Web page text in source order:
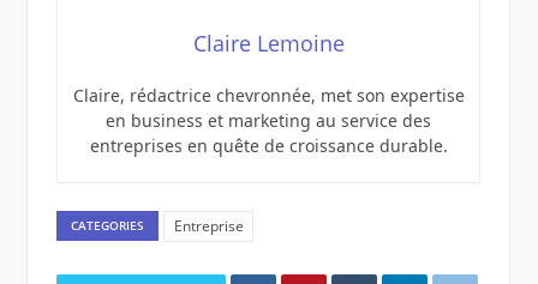
Claire Lemoine
Claire, rédactrice chevronnée, met son expertise
en business et marketing au service des
entreprises en quête de croissance durable.
CATEGORIES Entreprise